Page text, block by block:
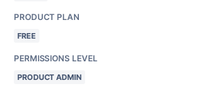
PRODUCT PLAN
FREE
PERMISSIONS LEVEL
PRODUCT ADMIN